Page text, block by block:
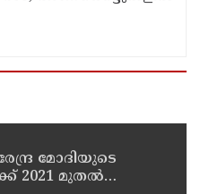
മോദിയുടെ
2021 മുതല്‍